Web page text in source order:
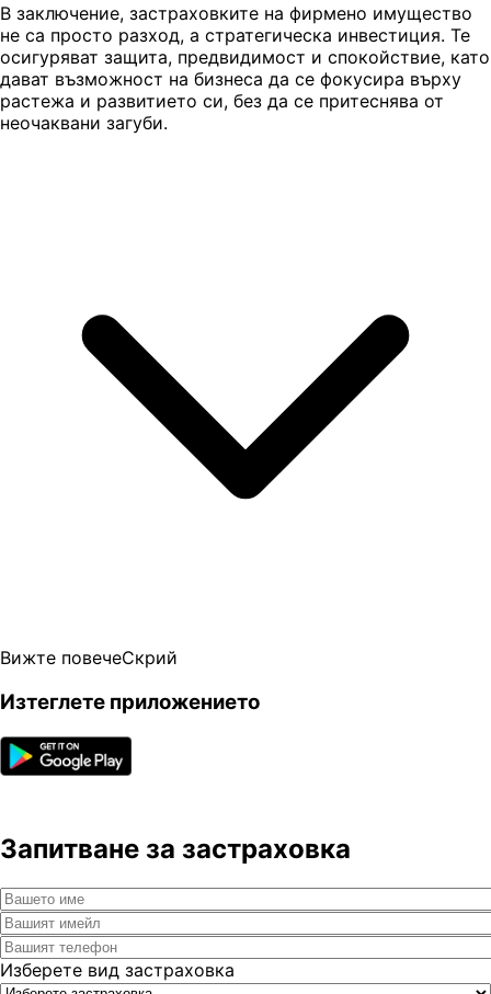
В заключение, застраховките на фирмено имущество
не са просто разход, а стратегическа инвестиция. Те
осигуряват защита, предвидимост и спокойствие, като
дават възможност на бизнеса да се фокусира върху
растежа и развитието си, без да се притеснява от
неочаквани загуби.
Вижте повечеСкрий
Изтеглете приложението
Запитване за застраховка
Изберете вид застраховка